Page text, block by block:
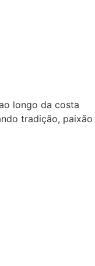
longo da costa
tradição, paixão